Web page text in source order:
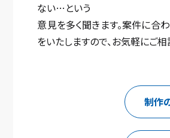
ない…という
意見を多く聞きます。案件に合
をいたしますので、お気軽にご相
制作